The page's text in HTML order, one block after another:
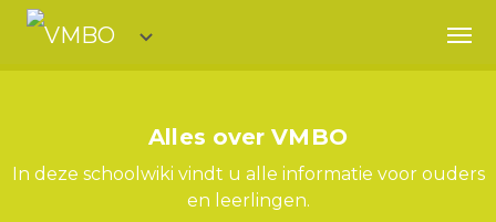
Alles over VMBO
In deze schoolwiki vindt u alle informatie voor ouders
en leerlingen.